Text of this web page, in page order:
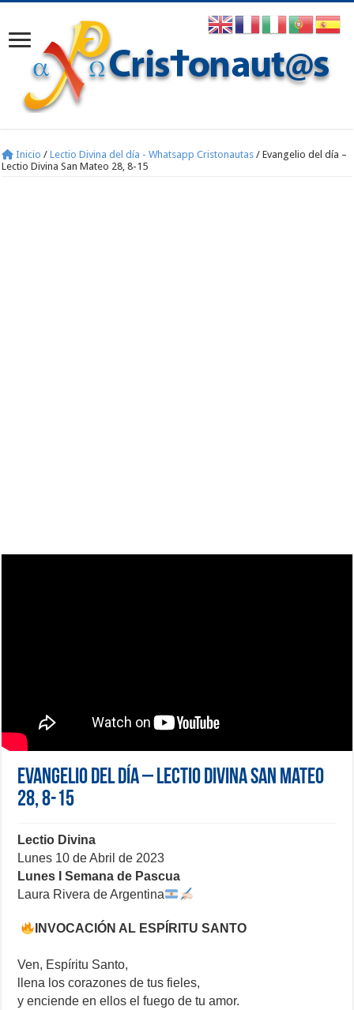
Inicio / Lectio Divina del día - Whatsapp Cristonautas / Evangelio del día –
Lectio Divina San Mateo 28, 8-15
Evangelio del día – Lectio Divina San Mateo
28, 8-15
Lectio Divina
Lunes 10 de Abril de 2023
Lunes I Semana de Pascua
Laura Rivera de Argentina
INVOCACIÓN AL ESPÍRITU SANTO
Ven, Espíritu Santo,
llena los corazones de tus fieles,
y enciende en ellos el fuego de tu amor.